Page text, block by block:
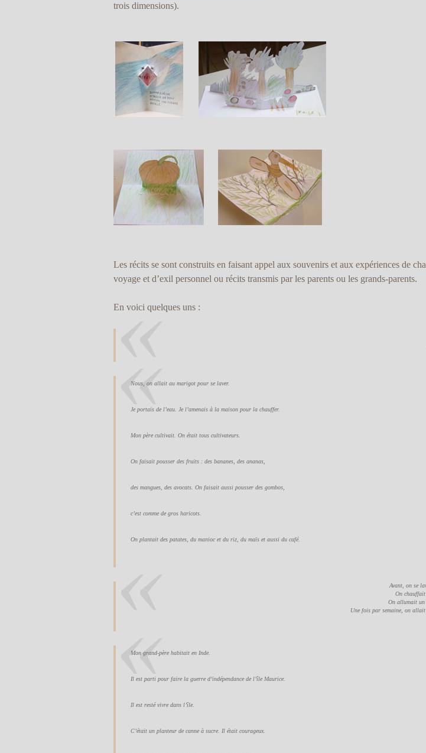
trois dimensions).
Les récits se sont construits en faisant appel aux souvenirs et aux expériences de
voyage et d’exil personnel ou récits transmis par les parents ou les grands-parents.
En voici quelques uns :
Nous, on allait au marigot pour se laver.
Je portais de l’eau. Je l’amenais à la maison pour la chauffer.
Mon père cultivait. On était tous cultivateurs.
On faisait pousser des fruits : des bananes, des ananas,
des mangues, des avocats. On faisait aussi pousser des gombos,
c’est comme de gros haricots.
On plantait des patates, du manioc et du riz, du maïs et aussi du café.
Avant, on se
On chauffait
On allumait un
Une fois par semaine, on allait
Mon grand-père habitait en Inde.
Il est parti pour faire la guerre d’indépendance de l’île Maurice.
Il est resté vivre dans l’île.
C’était un planteur de canne à sucre. Il était courageux.